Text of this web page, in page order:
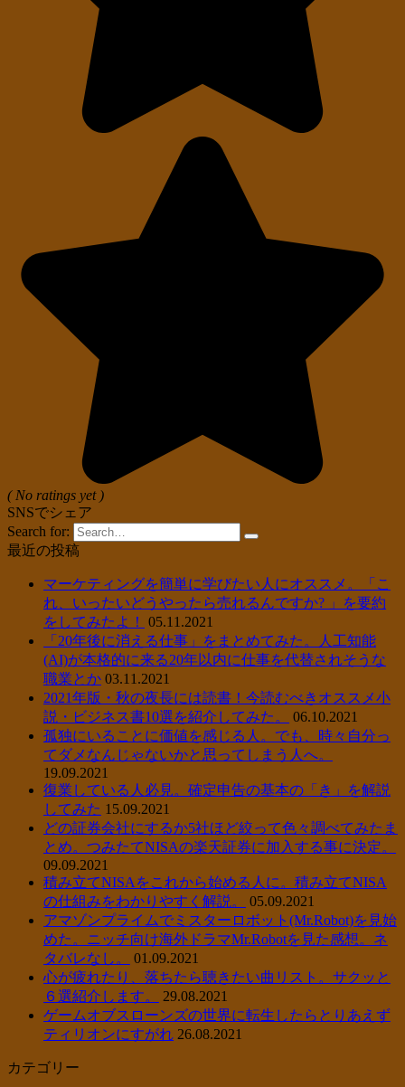
( No ratings yet )
SNSでシェア
Search for:
最近の投稿
マーケティングを簡単に学びたい人にオススメ。「こ
れ、いったいどうやったら売れるんですか? 」を要約
をしてみたよ！
05.11.2021
「20年後に消える仕事」をまとめてみた。人工知能
(AI)が本格的に来る20年以内に仕事を代替されそうな
職業とか 03.11.2021
2021年版・秋の夜長には読書！今読むべきオススメ小
説・ビジネス書10選を紹介してみた。
06.10.2021
孤独にいることに価値を感じる人。でも、時々自分っ
てダメなんじゃないかと思ってしまう人へ。
19.09.2021
復業している人必見。確定申告の基本の「き」を解説
してみた 15.09.2021
どの証券会社にするか5社ほど絞って色々調べてみたま
とめ。つみたてNISAの楽天証券に加入する事に決定。
09.09.2021
積み立てNISAをこれから始める人に。積み立てNISA
の仕組みをわかりやすく解説。
05.09.2021
アマゾンプライムでミスターロボット(Mr.Robot)を見始
めた。ニッチ向け海外ドラマMr.Robotを見た感想。ネ
タバレなし。
01.09.2021
心が疲れたり、落ちたら聴きたい曲リスト。サクッと
６選紹介します。
29.08.2021
ゲームオブスローンズの世界に転生したらとりあえず
ティリオンにすがれ 26.08.2021
カテゴリー